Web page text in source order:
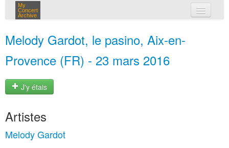
My
Concert
Archive
Melody Gardot, le pasino, Aix-en-
Provence (FR) - 23 mars 2016
J'y étais
Artistes
Melody Gardot